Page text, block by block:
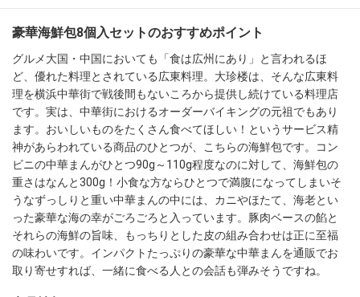
豪華海鮮包8個入セットのおすすめポイント
グルメ大国・中国においても「食は広州にあり」と言われるほ
ど、優れた料理とされている広東料理。大珍楼は、そんな広東料
理を横浜中華街で戦後間もないころから提供し続けている料理店
です。実は、中華街におけるオーダーバイキングの元祖でもあり
ます。おいしいものをたくさん食べてほしい！というサービス精
神があらわれている商品のひとつが、こちらの海鮮包です。コン
ビニの中華まんがひとつ90g～110g程度なのに対して、海鮮包の
重さはなんと300g！小食な方ならひとつで満腹になってしまいそ
うなずっしりと重い中華まんの中には、カニやほたて、海老とい
った豪華な海の幸がごろごろと入っています。豚肉ベースの餡と
それらの海鮮の旨味、もっちりとした皮の組み合わせは正に至福
の味わいです。インパクトたっぷりの豪華な中華まんを通販でお
取り寄せすれば、一緒に食べる人との会話も弾みそうですね。